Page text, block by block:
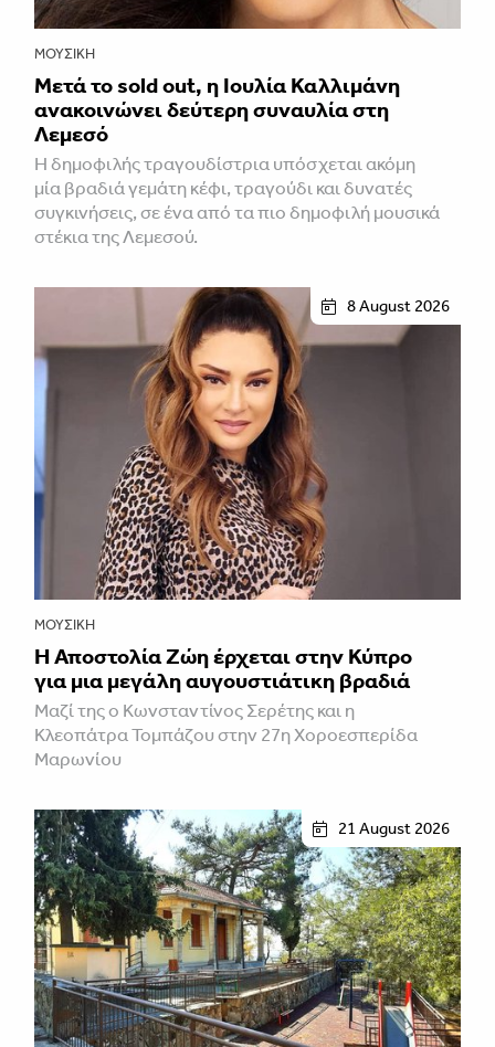
ΜΟΥΣΙΚΉ
Μετά το sold out, η Ιουλία Καλλιμάνη
ανακοινώνει δεύτερη συναυλία στη
Λεμεσό
H δημοφιλής τραγουδίστρια υπόσχεται ακόμη
μία βραδιά γεμάτη κέφι, τραγούδι και δυνατές
συγκινήσεις, σε ένα από τα πιο δημοφιλή μουσικά
στέκια της Λεμεσού.
8 August 2026
ΜΟΥΣΙΚΉ
Η Αποστολία Ζώη έρχεται στην Κύπρο
για μια μεγάλη αυγουστιάτικη βραδιά
Μαζί της ο Κωνσταντίνος Σερέτης και η
Κλεοπάτρα Τομπάζου στην 27η Χοροεσπερίδα
Μαρωνίου
21 August 2026